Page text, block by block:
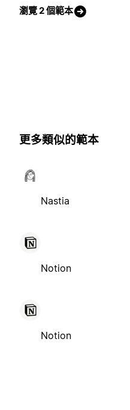
瀏覽 2 個範本
更多類似的範本
Nastia
Notion
Notion